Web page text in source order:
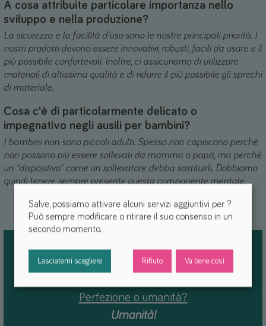
A cosa attribuite particolare importanza nello
sviluppo e nella produzione?
La sicurezza e la facilità d'uso sono le nostre principali priorità. I
nostri prodotti devono essere innovativi, robusti, facili da usare e il
più possibile confortevoli. Inoltre, ci assicuriamo di utilizzare
materiali di altissima qualità e di ridurre il più possibile gli sprechi
di materiale.
Cosa c'è di particolarmente delicato o
impegnativo negli ausili per bambini?
I bambini non sono piccoli adulti. Spesso non capiscono perché
non possono più essere sollevati da mamma o papà, ma perché
un "dispositivo" come un sollevatore debba sostituirli. Dobbiamo
quindi tenere sempre presente questa componente mentale.
Breve domanda:
Perfezione o umanità?
Umanità!
Salve, possiamo attivare alcuni servizi aggiuntivi per ?
Può sempre modificare o ritirare il suo consenso in un
secondo momento.
Lasciatemi scegliere Rifiuto Va bene così